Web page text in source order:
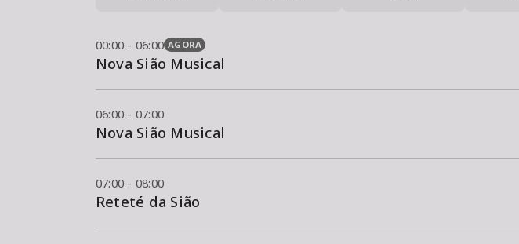
00:00 - 06:00 AGORA
Nova Sião Musical
06:00 - 07:00
Nova Sião Musical
07:00 - 08:00
Reteté da Sião